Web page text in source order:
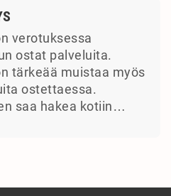
verotuksessa
ostat palveluita.
tärkeää muistaa myös
ostettaessa.
saa hakea kotiin…